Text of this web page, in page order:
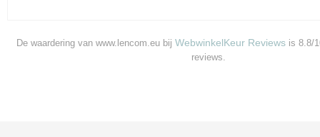
De waardering van www.lencom.eu bij WebwinkelKeur Reviews is 8.8/
reviews.